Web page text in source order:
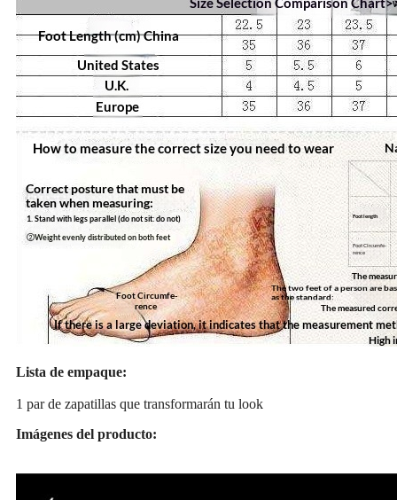
Lista de empaque:
1 par de zapatillas que transformarán tu look
Imágenes del producto: